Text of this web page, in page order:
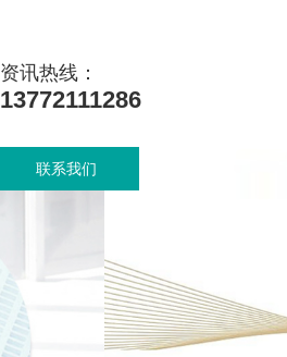
资讯热线：
13772111286
联系我们